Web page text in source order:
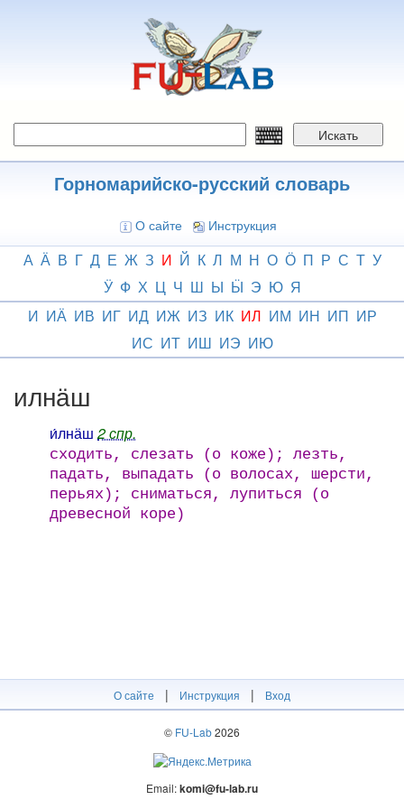
Искать
Горномарийско-русский словарь
О сайте Инструкция
А Ӓ В Г Д Е Ж З И Й К Л М Н О Ӧ П Р С Т У
Ӱ Ф Х Ц Ч Ш Ы Ӹ Э Ю Я
И ИӒ ИВ ИГ ИД ИЖ ИЗ ИК ИЛ ИМ ИН ИП ИР
ИС ИТ ИШ ИЭ ИЮ
илнӓш
и́лнӓш2 спр.
сходить, слезать (о коже); лезть,
падать, выпадать (о волосах, шерсти,
перьях); сниматься, лупиться (о
древесной коре)
О сайте | Инструкция | Вход
© FU-Lab2026
Email:komi@fu-lab.ru